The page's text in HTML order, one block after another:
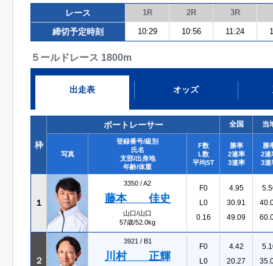
レース 1R 2R 3R
締切予定時刻 10:29 10:56 11:24
５ールドレース 1800m
出走表 オッズ
枠
ボートレーサー 全国 当
写真
登録番号/級別
氏名
支部/出身地
年齢/体重
F数
L数
平均ST
勝率
2連率
3連率
勝
2連
3連
１
3350 /A2
藤本 佳史
山口/山口
57歳/52.0kg
F0
L0
0.16
4.95
30.91
49.09
２
3921 / B1
川村 正輝
F0
L0
4.42
20.27